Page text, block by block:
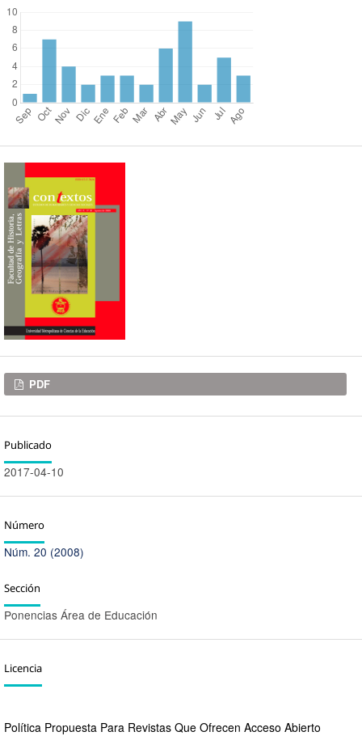
Descargas
PDF
Publicado
2017-04-10
Número
Núm. 20 (2008)
Sección
Ponencias Área de Educación
Licencia
Política Propuesta Para Revistas Que Ofrecen Acceso Abierto